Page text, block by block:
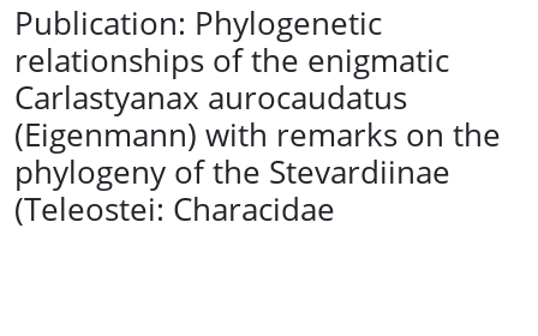
Publication: Phylogenetic
relationships of the enigmatic
Carlastyanax aurocaudatus
(Eigenmann) with remarks on the
phylogeny of the Stevardiinae
(Teleostei: Characidae